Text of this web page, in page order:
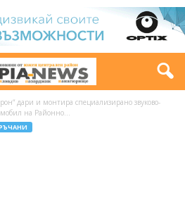
дари и монтира специализирано звуково-
на Районно...